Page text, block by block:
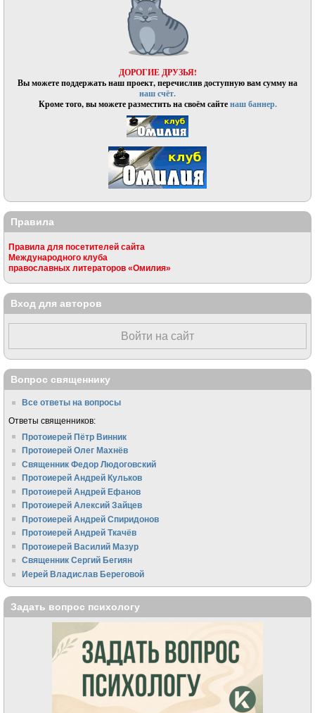
ДОРОГИЕ ДРУЗЬЯ!
Вы можете поддержать наш проект, перечислив доступную вам сумму на
наш счёт.
Кроме того, вы можете разместить на своём сайтенаш баннер.
Правила
Правила для посетителей сайта
Международного клуба
православных литераторов «Омилия»
Вход для авторов
Войти на сайт
Вопрос священнику
Все ответы на вопросы
Ответы священников:
Протоиерей Пётр Винник
Протоиерей Олег Махнёв
Священник Федор Людоговский
Протоиерей Андрей Кульков
Протоиерей Андрей Ефанов
Протоиерей Алексий Зайцев
Протоиерей Андрей Спиридонов
Протоиерей Андрей Ткачёв
Протоиерей Василий Мазур
Священник Сергий Бегиян
Иерей Владислав Береговой
Задать вопрос психологу